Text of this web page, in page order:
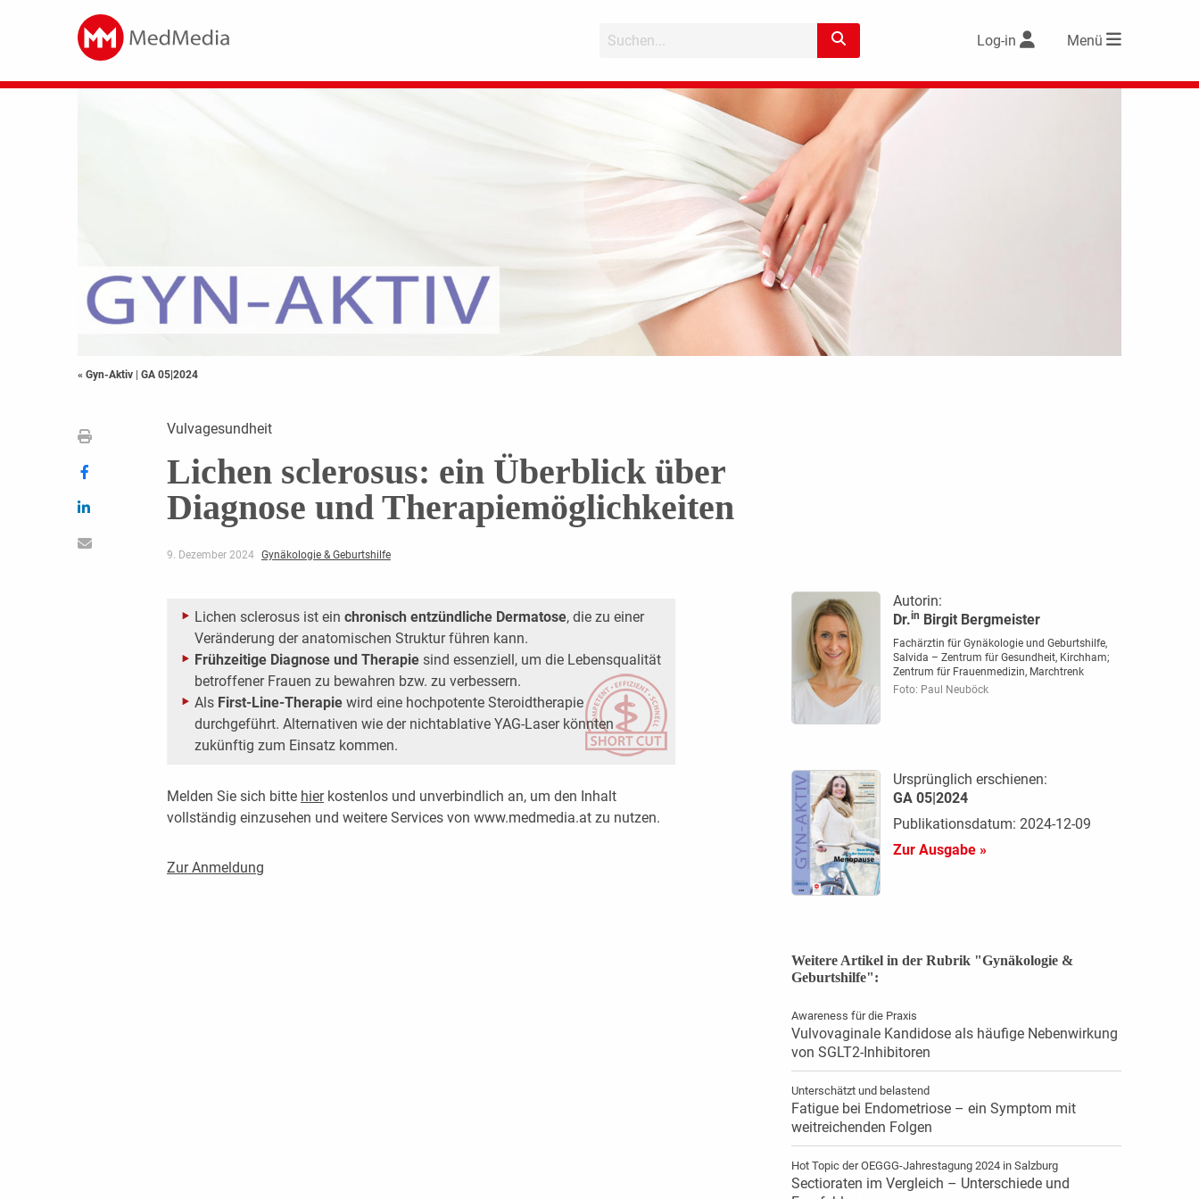
Log-in Menü
« Gyn-Aktiv | GA 05|2024
Vulvagesundheit
Lichen sclerosus: ein Überblick über
Diagnose und Therapiemöglichkeiten
9. Dezember 2024 Gynäkologie & Geburtshilfe
Lichen sclerosus ist ein chronisch entzündliche Dermatose, die zu einer
Veränderung der anatomischen Struktur führen kann.
Frühzeitige Diagnose und Therapie sind essenziell, um die Lebensqualität
betroffener Frauen zu bewahren bzw. zu verbessern.
Als First-Line-Therapiewird eine hochpotente Steroidtherapie
durchgeführt. Alternativen wie der nichtablative YAG-Laser könnten
zukünftig zum Einsatz kommen.
Melden Sie sich bitte hierkostenlos und unverbindlich an, um den Inhalt
vollständig einzusehen und weitere Services von www.medmedia.at zu nutzen.
Zur Anmeldung
Autorin:
Dr.in Birgit Bergmeister
Fachärztin für Gynäkologie und Geburtshilfe,
Salvida – Zentrum für Gesundheit, Kirchham;
Zentrum für Frauenmedizin, Marchtrenk
Foto: Paul Neuböck
Ursprünglich erschienen:
GA 05|2024
Publikationsdatum: 2024-12-09
Zur Ausgabe »
Weitere Artikel in der Rubrik "Gynäkologie &
Geburtshilfe":
Awareness für die Praxis
Vulvovaginale Kandidose als häufige Nebenwirkung
von SGLT2-Inhibitoren
Unterschätzt und belastend
Fatigue bei Endometriose – ein Symptom mit
weitreichenden Folgen
Hot Topic der OEGGG-Jahrestagung 2024 in Salzburg
Sectioraten im Vergleich – Unterschiede und